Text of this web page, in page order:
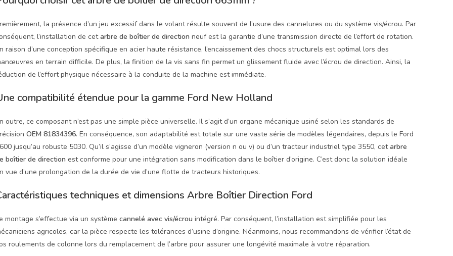
la présence d’un jeu excessif dans le volant résulte souvent de l’usure des cannelures ou du système vis/écrou. Par
l’installation de cetarbre de boîtier de direction neuf est la garantie d’une transmission directe de l’effort de rotation.
raison d’une conception spécifique en acier haute résistance, l’encaissement des chocs structurels est optimal lors des
en terrain difficile. De plus, la finition de la vis sans fin permet un glissement fluide avec l’écrou de direction. Ainsi, la
de l’effort physique nécessaire à la conduite de la machine est immédiate.
compatibilité étendue pour la gamme Ford New Holland
outre, ce composant n’est pas une simple pièce universelle. Il s’agit d’un organe mécanique usiné selon les standards de
OEM 81834396. En conséquence, son adaptabilité est totale sur une vaste série de modèles légendaires, depuis le Ford
jusqu’au robuste 5030. Qu’il s’agisse d’un modèle vigneron (version n ou v) ou d’un tracteur industriel type 3550, cetarbre
boîtier de direction est conforme pour une intégration sans modification dans le boîtier d’origine. C’est donc la solution idéale
vue d’une prolongation de la durée de vie d’une flotte de tracteurs historiques.
techniques et dimensions Arbre Boîtier Direction Ford
montage s’effectue via un système cannelé avec vis/écrou intégré. Par conséquent, l’installation est simplifiée pour les
agricoles, car la pièce respecte les tolérances d’usine d’origine. Néanmoins, nous recommandons de vérifier l’état de
roulements de colonne lors du remplacement de l’arbre pour assurer une longévité maximale à votre réparation.